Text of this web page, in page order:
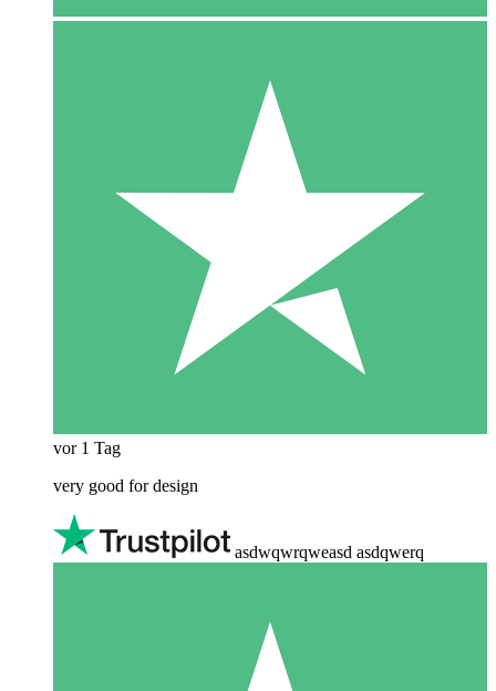
vor 1 Tag
very good for design
asdwqwrqweasd asdqwerq